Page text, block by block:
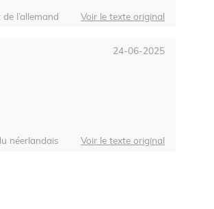
l’allemand Voir le texte original
24-06-2025
néerlandais Voir le texte original